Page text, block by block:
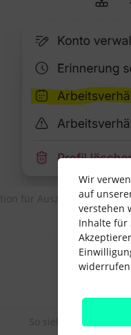
für Auszeiten, im
So sieht die Auszeit
Wir
auf
verstehen
Inhalte für